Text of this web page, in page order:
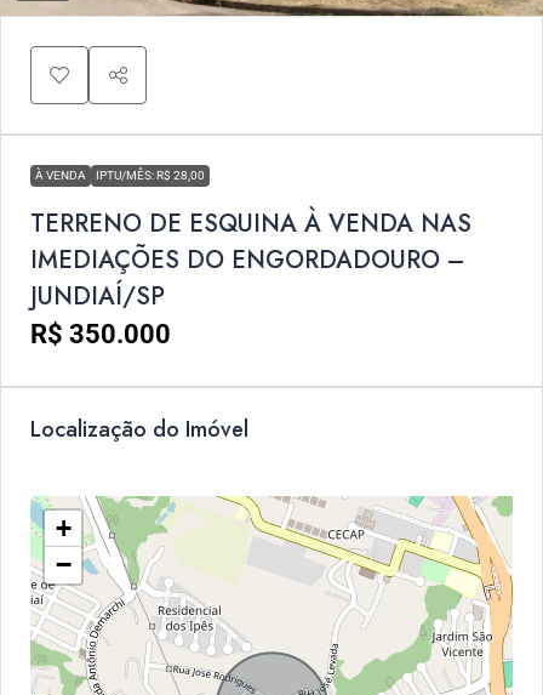
À VENDA IPTU/MÊS: R$ 28,00
TERRENO DE ESQUINA À VENDA NAS
IMEDIAÇÕES DO ENGORDADOURO –
JUNDIAÍ/SP
R$ 350.000
Localização do Imóvel
+
−